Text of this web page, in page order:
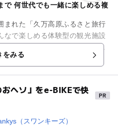
で 何世代でも一緒に楽しめる複
まれた「久万高原ふるさと旅行
なで楽しめる体験型の観光施設
ャンプ場やコテージ、釣り堀、
をみる
ヘソ」をe-BIKEで快